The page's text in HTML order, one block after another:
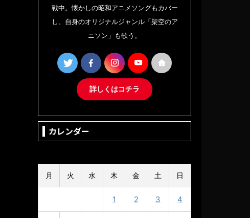
戦中。懐かしの昭和アニメソングもカバー
し、自身のオリジナルジャンル「架空のア
ニソン」も歌う。
詳しくはコチラ
カレンダー
月 火 水 木 金 土 日
1 2 3 4